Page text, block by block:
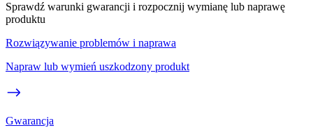
Sprawdź warunki gwarancji i rozpocznij wymianę lub naprawę
produktu
Rozwiązywanie problemów i naprawa
Napraw lub wymień uszkodzony produkt
Gwarancja